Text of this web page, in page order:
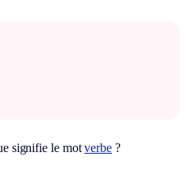
signifie le motverbe ?